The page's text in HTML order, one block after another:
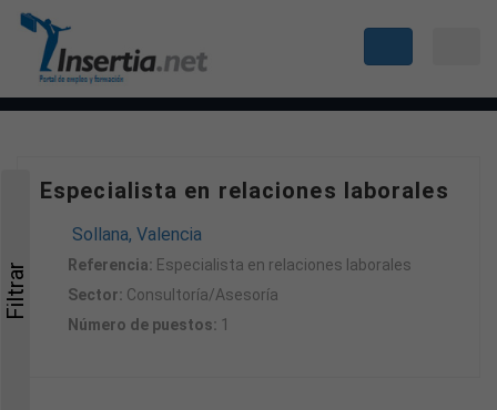
Especialista en relaciones laborales
Sollana, Valencia
Referencia: Especialista en relaciones laborales
Sector: Consultoría/Asesoría
Número de puestos: 1
Filtrar